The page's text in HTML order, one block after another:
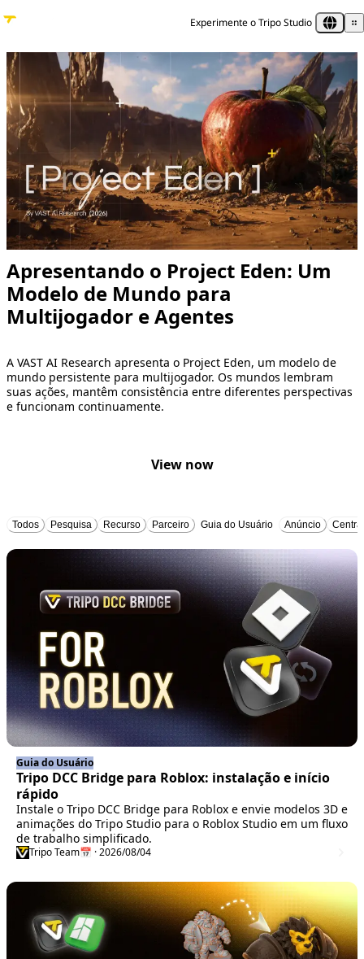
Experimente o Tripo Studio
Apresentando o Project Eden: Um
Modelo de Mundo para
Multijogador e Agentes
A VAST AI Research apresenta o Project Eden, um modelo de
mundo persistente para multijogador. Os mundos lembram
suas ações, mantêm consistência entre diferentes perspectivas
e funcionam continuamente.
View now
Todos Pesquisa Recurso Parceiro Guia do Usuário Anúncio
Guia do Usuário
Tripo DCC Bridge para Roblox: instalação e início
rápido
Instale o Tripo DCC Bridge para Roblox e envie modelos 3D e
animações do Tripo Studio para o Roblox Studio em um fluxo
de trabalho simplificado.
Tripo Team📅 · 2026/08/04